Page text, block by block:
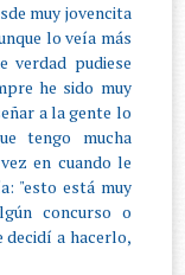
muy jovencita
lo veía más
verdad pudiese
he sido muy
a la gente lo
tengo mucha
en cuando le
"esto está muy
concurso o
decidí a hacerlo,